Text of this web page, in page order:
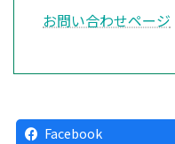
お問い合わせページ
Facebook